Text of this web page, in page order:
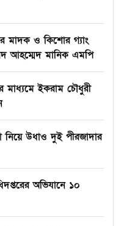
মাদক ও কিশোর গ্যাং
আহম্মেদ মানিক এমপি
মাধ্যমে ইকরাম চৌধুরী
নিয়ে উধাও দুই পীরজাদার
অভিযানে ১০